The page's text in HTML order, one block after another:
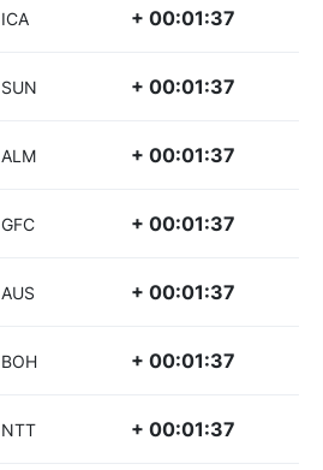
ICA + 00:01:37
SUN + 00:01:37
ALM + 00:01:37
GFC + 00:01:37
AUS + 00:01:37
BOH + 00:01:37
NTT + 00:01:37